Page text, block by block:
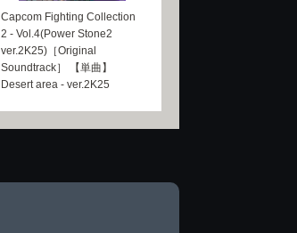
Capcom Fighting Collection
2 - Vol.4(Power Stone2
ver.2K25)［Original
Soundtrack］ 【単曲】
Desert area - ver.2K25